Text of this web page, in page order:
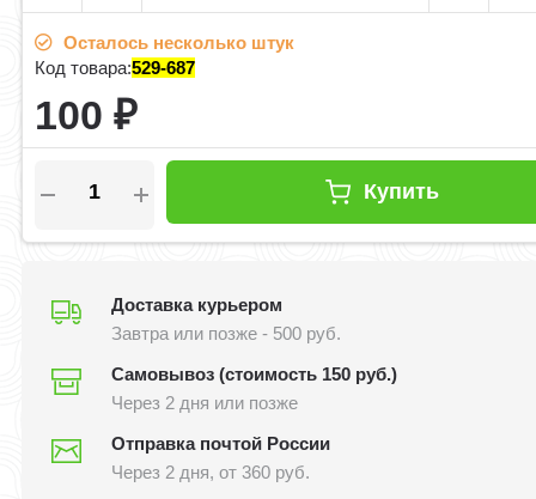
Осталось несколько штук
Код товара:529-687
100₽
Купить
Доставка курьером
Завтра или позже - 500 руб.
Самовывоз (стоимость 150 руб.)
Через 2 дня или позже
Отправка почтой России
Через 2 дня, от 360 руб.